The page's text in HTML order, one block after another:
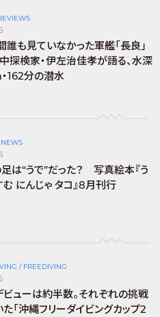
誰も見ていなかった軍艦「長良」
探検家・伊左治佳孝が語る、水深
162分の潜水
は“うで”だった？ 写真絵本『う
にんじゃ タコ』8月刊行
/ FREEDIVING
ビューは約半数。それぞれの挑戦
「沖縄フリーダイビングカップ2